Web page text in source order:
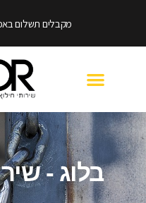
מקבלים תשלום
בלוג -